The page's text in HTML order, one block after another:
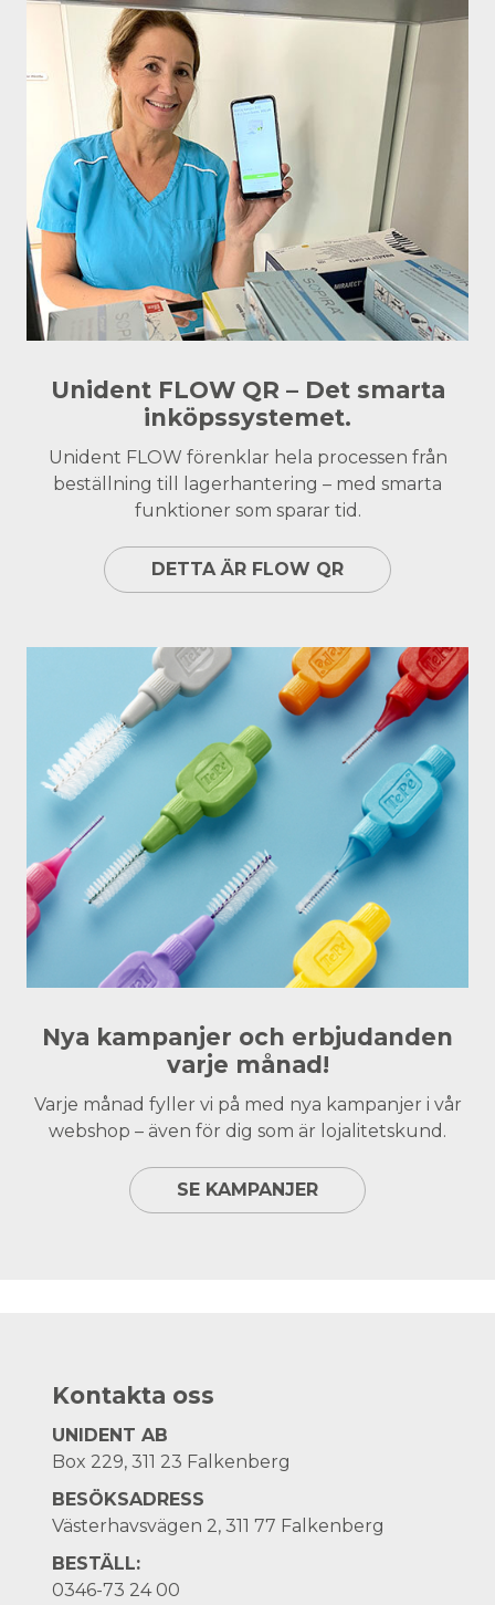
Unident FLOW QR – Det smarta
inköpssystemet.
Unident FLOW förenklar hela processen från
beställning till lagerhantering – med smarta
funktioner som sparar tid.
DETTA ÄR FLOW QR
Nya kampanjer och erbjudanden
varje månad!
Varje månad fyller vi på med nya kampanjer i vår
webshop – även för dig som är lojalitetskund.
SE KAMPANJER
Kontakta oss
UNIDENT AB
Box 229, 311 23 Falkenberg
BESÖKSADRESS
Västerhavsvägen 2, 311 77 Falkenberg
BESTÄLL:
0346-73 24 00